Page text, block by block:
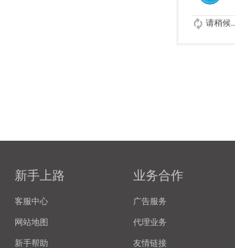
请稍候
新手上路
客服中心
网站地图
新手帮助
业务合作
广告服务
代理业务
友情链接